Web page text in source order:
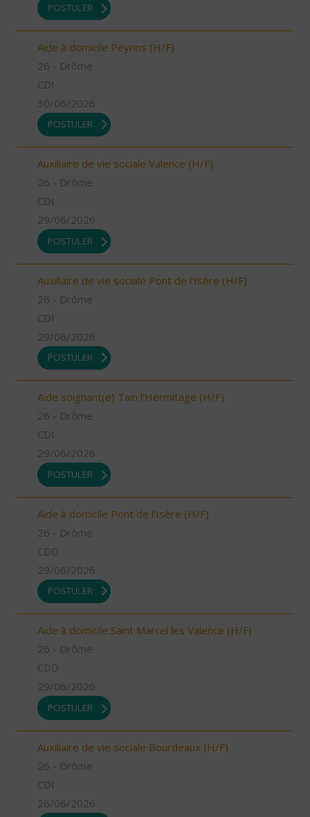
POSTULER
Aide à domicile Peyrins (H/F)
26 - Drôme
CDI
30/06/2026
POSTULER
Auxiliaire de vie sociale Valence (H/F)
26 - Drôme
CDI
29/06/2026
POSTULER
Auxiliaire de vie sociale Pont de l'Isère (H/F)
26 - Drôme
CDI
29/06/2026
POSTULER
Aide soignant(e) Tain l'Hermitage (H/F)
26 - Drôme
CDI
29/06/2026
POSTULER
Aide à domicile Pont de l'Isère (H/F)
26 - Drôme
CDD
29/06/2026
POSTULER
Aide à domicile Saint Marcel les Valence (H/F)
26 - Drôme
CDD
29/06/2026
POSTULER
Auxiliaire de vie sociale Bourdeaux (H/F)
26 - Drôme
CDI
26/06/2026